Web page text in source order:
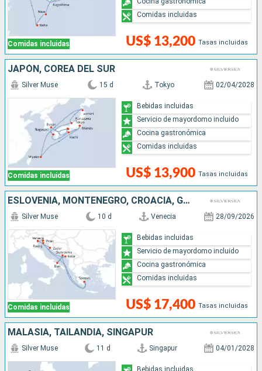
Comidas incluidas US$ 13,200 Tasas incluidas
Comidas incluidas
JAPÓN, COREA DEL SUR
Comidas incluidas
Silver Muse 15 d Tokyo 02/04/2028
US$ 13,900 Tasas incluidas
Bebidas incluidas
Servicio de mayordomo incluido
Cocina gastronómica
Comidas incluidas
ESLOVENIA, MONTENEGRO, CROACIA, GRECIA, ITALIA
Comidas incluidas
Silver Muse 10 d Venecia 28/09/2026
US$ 17,400 Tasas incluidas
Bebidas incluidas
Servicio de mayordomo incluido
Cocina gastronómica
Comidas incluidas
MALASIA, TAILANDIA, SINGAPUR
Silver Muse 11 d Singapur 04/01/2028
Bebidas incluidas